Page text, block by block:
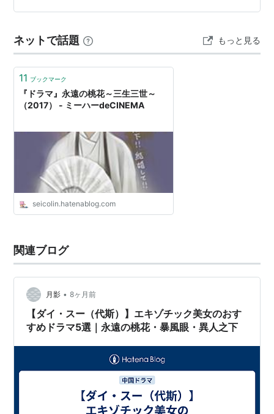
いた カラオケで歌いたいほど、WithYouはお気に入り💕
ネットで話題 もっと見る
11 ブックマーク
『ドラマ』永遠の桃花～三生三世～
（2017） - ミーハーdeCINEMA
seicolin.hatenablog.com
関連ブログ
月影 • 8ヶ月前
【ダイ・スー（代斯）】エキゾチック美女のおす
すめドラマ5選｜永遠の桃花・暴風眼・異人之下